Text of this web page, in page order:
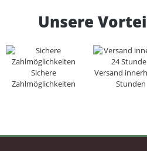
Unsere
Sichere
Zahlmöglichkeiten
Versand
Stunden